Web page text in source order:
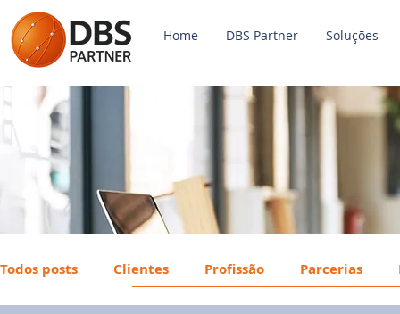
Home DBS Partner Soluções
Todos posts Clientes Profissão Parcerias